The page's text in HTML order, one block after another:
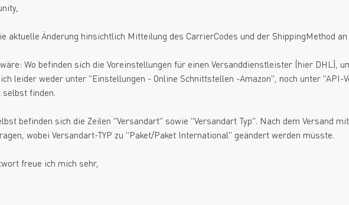
aktuelle Änderung hinsichtlich Mitteilung des CarrierCodes und der ShippingMethod an
Wo befinden sich die Voreinstellungen für einen Versanddienstleister (hier DHL),
leider weder unter "Einstellungen - Online Schnittstellen -Amazon", noch unter
finden.
befinden sich die Zeilen "Versandart" sowie "Versandart Typ". Nach dem Versand
wobei Versandart-TYP zu "Paket/Paket International" geändert werden müsste.
freue ich mich sehr,